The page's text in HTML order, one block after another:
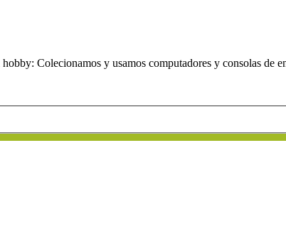
Colecionamos y usamos computadores y consolas de